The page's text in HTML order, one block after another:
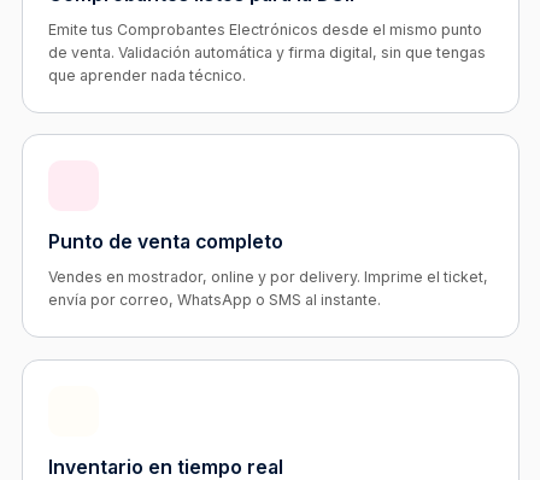
Emite tus Comprobantes Electrónicos desde el mismo punto
de venta. Validación automática y firma digital, sin que tengas
que aprender nada técnico.
Punto de venta completo
Vendes en mostrador, online y por delivery. Imprime el ticket,
envía por correo, WhatsApp o SMS al instante.
Inventario en tiempo real